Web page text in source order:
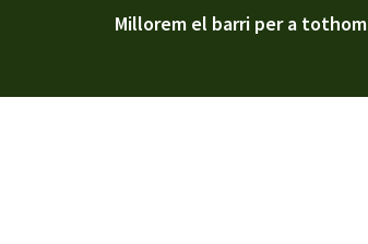
Millorem el barri per a tothom